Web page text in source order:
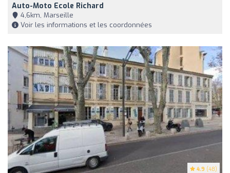
Auto-Moto Ecole Richard
4,6km, Marseille
Voir les informations et les coordonnées
4.9 (48)